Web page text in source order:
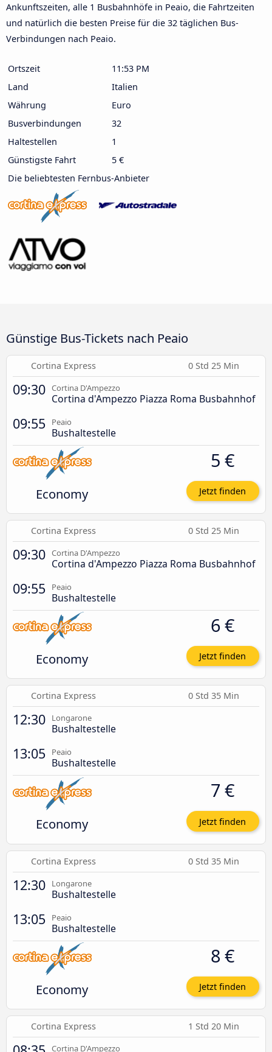
Ankunftszeiten, alle 1 Busbahnhöfe in Peaio, die Fahrtzeiten
und natürlich die besten Preise für die 32 täglichen Bus-
Verbindungen nach Peaio.
Ortszeit
11:53 PM
Land
Italien
Währung
Euro
Busverbindungen
32
Haltestellen
1
Günstigste Fahrt
5 €
Die beliebtesten Fernbus-Anbieter
Günstige Bus-Tickets nach Peaio
Cortina Express 0 Std 25 Min
09:30 Cortina D'Ampezzo
Cortina d'Ampezzo Piazza Roma Busbahnhof
09:55 Peaio
Bushaltestelle
Economy
5 €
Jetzt finden
Cortina Express 0 Std 25 Min
09:30 Cortina D'Ampezzo
Cortina d'Ampezzo Piazza Roma Busbahnhof
09:55 Peaio
Bushaltestelle
Economy
6 €
Jetzt finden
Cortina Express 0 Std 35 Min
12:30 Longarone
Bushaltestelle
13:05 Peaio
Bushaltestelle
Economy
7 €
Jetzt finden
Cortina Express 0 Std 35 Min
12:30 Longarone
Bushaltestelle
13:05 Peaio
Bushaltestelle
Economy
8 €
Jetzt finden
Cortina Express 1 Std 20 Min
Cortina D'Ampezzo